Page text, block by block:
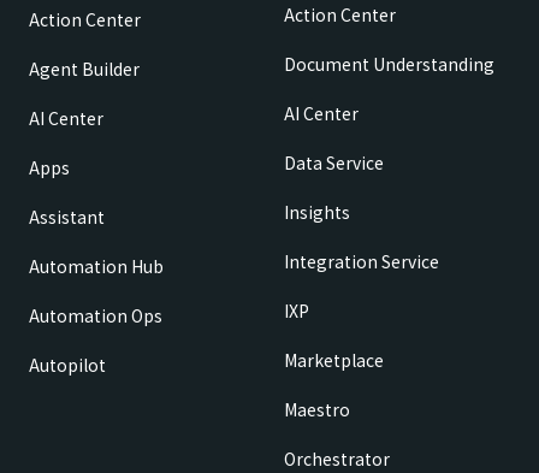
Action Center
Agent Builder
AI Center
Apps
Assistant
Automation Hub
Automation Ops
Autopilot
Action Center
Document Understanding
AI Center
Data Service
Insights
Integration Service
IXP
Marketplace
Maestro
Orchestrator